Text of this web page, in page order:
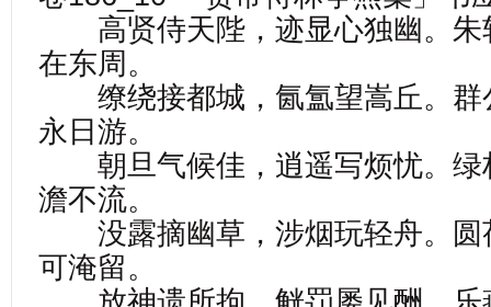
高贤侍天陛，迹显心独幽。朱
在东周。
缭绕接都城，氤氲望嵩丘。群
永日游。
朝旦气候佳，逍遥写烦忧。绿
澹不流。
没露摘幽草，涉烟玩轻舟。圆
可淹留。